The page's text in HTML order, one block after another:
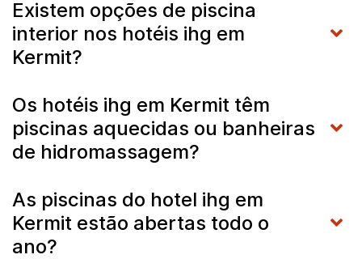
Existem opções de piscina
interior nos hotéis ihg em
Kermit?
Os hotéis ihg em Kermit têm
piscinas aquecidas ou banheiras
de hidromassagem?
As piscinas do hotel ihg em
Kermit estão abertas todo o
ano?